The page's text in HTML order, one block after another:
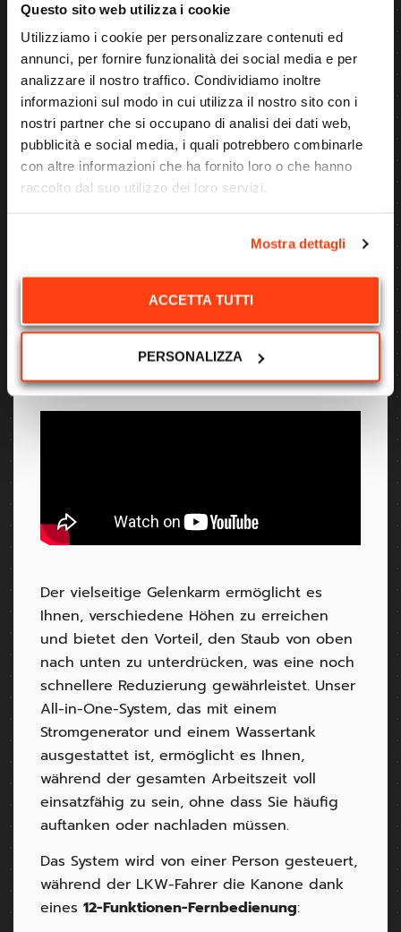
Questo sito web utilizza i cookie
Utilizziamo i cookie per personalizzare contenuti ed
annunci, per fornire funzionalità dei social media e per
analizzare il nostro traffico. Condividiamo inoltre
informazioni sul modo in cui utilizza il nostro sito con i
nostri partner che si occupano di analisi dei dati web,
pubblicità e social media, i quali potrebbero combinarle
con altre informazioni che ha fornito loro o che hanno
raccolto dal suo utilizzo dei loro servizi.
Mostra dettagli
ACCETTA TUTTI
PERSONALIZZA
implementierte vier effiziente und
unabhängige Staub- und
Geruchsbekämpfungssysteme für
Mülldeponien in Taranto (Italien). Innerhalb
eines Jahres übernahmen alle großen
italienischen Multi-Utility- und
Abfallbehandlungsunternehmen diese
einem Gelenkarmin einem System, das aus
Liter-Stahltank besteht. Alle Teile sind
speziell für die Verwendung auf
Abrollwagen konzipiert.
Der vielseitige Gelenkarm ermöglicht es
Ihnen, verschiedene Höhen zu erreichen
und bietet den Vorteil, den Staub von oben
nach unten zu unterdrücken, was eine noch
schnellere Reduzierung gewährleistet. Unser
All-in-One-System, das mit einem
Stromgenerator und einem Wassertank
ausgestattet ist, ermöglicht es Ihnen,
während der gesamten Arbeitszeit voll
einsatzfähig zu sein, ohne dass Sie häufig
auftanken oder nachladen müssen.
Das System wird von einer Person gesteuert,
während der LKW-Fahrer die Kanone dank
eines 12-Funktionen-Fernbedienung: